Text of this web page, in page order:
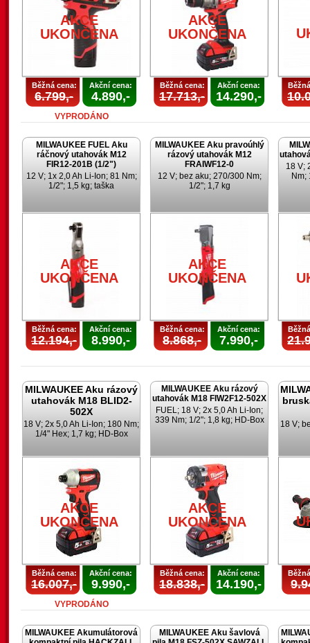
AKCE
UKONČENA
Běžná cena:
6.799,-
Akční cena:
4.890,-
VYPRODÁNO
AKCE
UKONČENA
Běžná cena:
17.713,-
Akční cena:
14.290,-
MILWAUKEE FUEL Aku
ráčnový utahovák M12
FIR12-201B (1/2")
12 V; 1x 2,0 Ah Li-Ion; 81 Nm;
1/2"; 1,5 kg; taška
AKCE
UKONČENA
Běžná cena:
12.194,-
Akční cena:
8.990,-
MILWAUKEE Aku pravoúhlý
rázový utahovák M12
FRAIWF12-0
12 V; bez aku; 270/300 Nm;
1/2"; 1,7 kg
AKCE
UKONČENA
Běžná cena:
8.868,-
Akční cena:
7.990,-
18 V;
Nm;
MILWAUKEE Aku rázový
utahovák M18 BLID2-
502X
18 V; 2x 5,0 Ah Li-Ion; 180 Nm;
1/4" Hex; 1,7 kg; HD-Box
AKCE
UKONČENA
Běžná cena:
16.007,-
Akční cena:
9.990,-
VYPRODÁNO
MILWAUKEE Aku rázový
utahovák M18 FIW2F12-502X
FUEL; 18 V; 2x 5,0 Ah Li-Ion;
339 Nm; 1/2"; 1,8 kg; HD-Box
AKCE
UKONČENA
Běžná cena:
18.838,-
Akční cena:
14.190,-
18 V;
MILWAUKEE Akumulátorová
MILWAUKEE Aku šavlová